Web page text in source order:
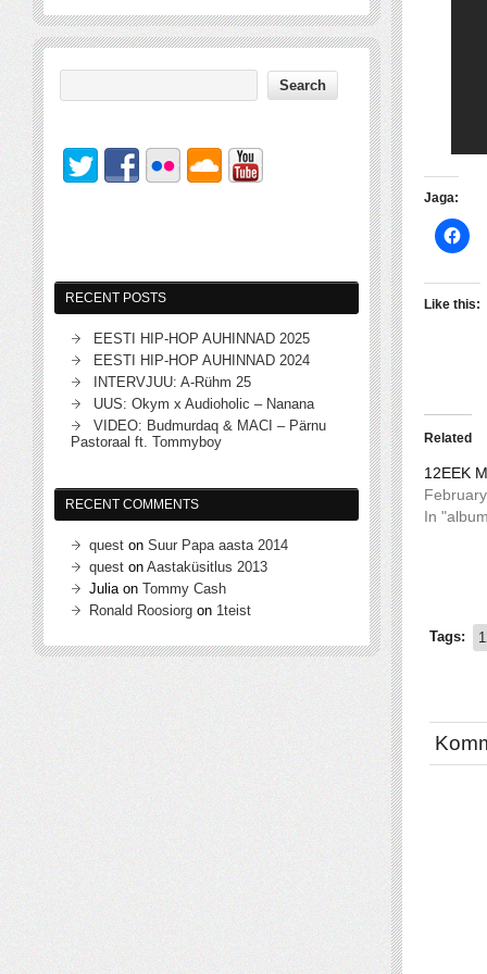
Jaga:
Like this:
Related
12EEK
In
Tags:
RECENT POSTS
EESTI HIP-HOP AUHINNAD 2025
EESTI HIP-HOP AUHINNAD 2024
INTERVJUU: A-Rühm 25
UUS: Okym x Audioholic – Nanana
VIDEO: Budmurdaq & MACI – Pärnu
Pastoraal ft. Tommyboy
RECENT COMMENTS
quest on Suur Papa aasta 2014
quest on Aastaküsitlus 2013
Juliaon Tommy Cash
Ronald Roosiorg on 1teist